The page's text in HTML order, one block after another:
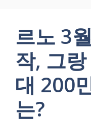
르노 3
작, 그
대 200
는?